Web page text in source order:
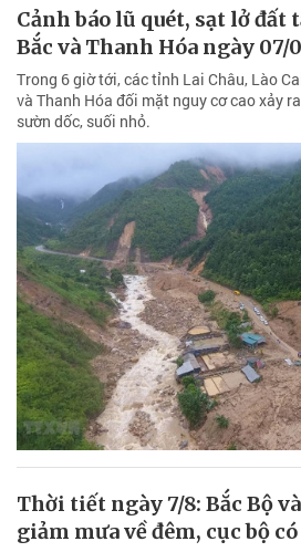
Cảnh báo lũ quét, sạt lở
Bắc và Thanh Hóa ngày 07/
Trong 6 giờ tới, các tỉnh Lai Châu, Lào
và Thanh Hóa đối mặt nguy cơ cao xảy
sườn dốc, suối nhỏ.
Thời tiết ngày 7/8: Bắc Bộ
giảm mưa về đêm, cục bộ